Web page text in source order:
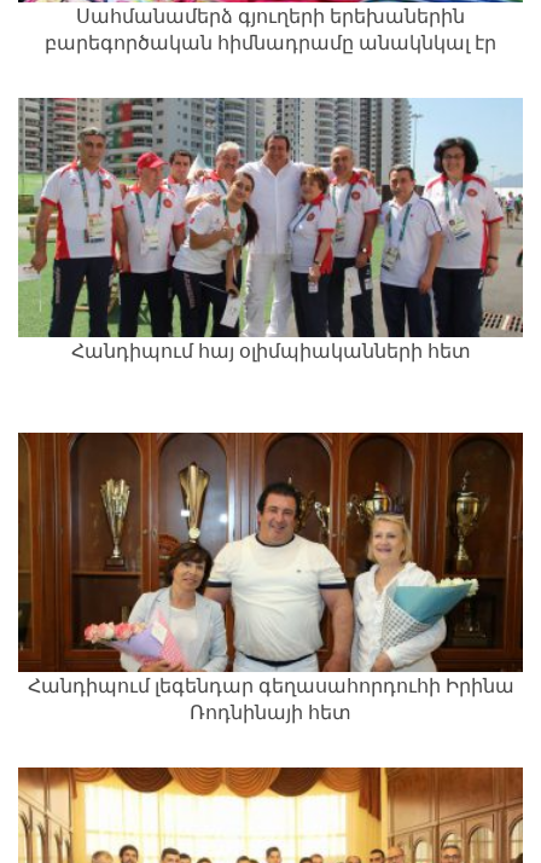
Սահմանամերձ գյուղերի երեխաներին
բարեգործական հիմնադրամը անակնկալ էր
Հանդիպում հայ օլիմպիականների հետ
Հանդիպում լեգենդար գեղասահորդուհի Իրինա
Ռոդնինայի հետ